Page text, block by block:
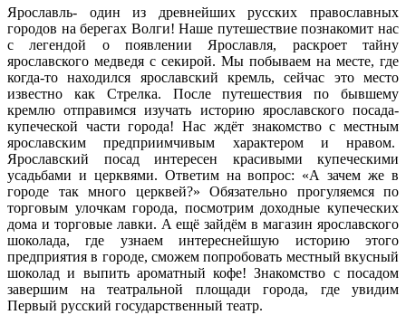
Ярославль- один из древнейших русских православных
городов на берегах Волги! Наше путешествие познакомит нас
с легендой о появлении Ярославля, раскроет тайну
ярославского медведя с секирой. Мы побываем на месте, где
когда-то находился ярославский кремль, сейчас это место
известно как Стрелка. После путешествия по бывшему
кремлю отправимся изучать историю ярославского посада-
купеческой части города! Нас ждёт знакомство с местным
ярославским предприимчивым характером и нравом.
Ярославский посад интересен красивыми купеческими
усадьбами и церквями. Ответим на вопрос: «А зачем же в
городе так много церквей?» Обязательно прогуляемся по
торговым улочкам города, посмотрим доходные купеческих
дома и торговые лавки. А ещё зайдём в магазин ярославского
шоколада, где узнаем интереснейшую историю этого
предприятия в городе, сможем попробовать местный вкусный
шоколад и выпить ароматный кофе! Знакомство с посадом
завершим на театральной площади города, где увидим
Первый русский государственный театр.